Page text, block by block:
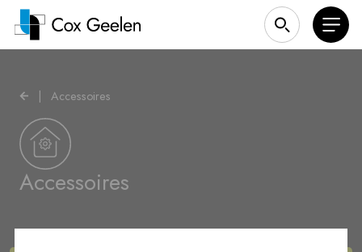
Accessoires
Accessoires